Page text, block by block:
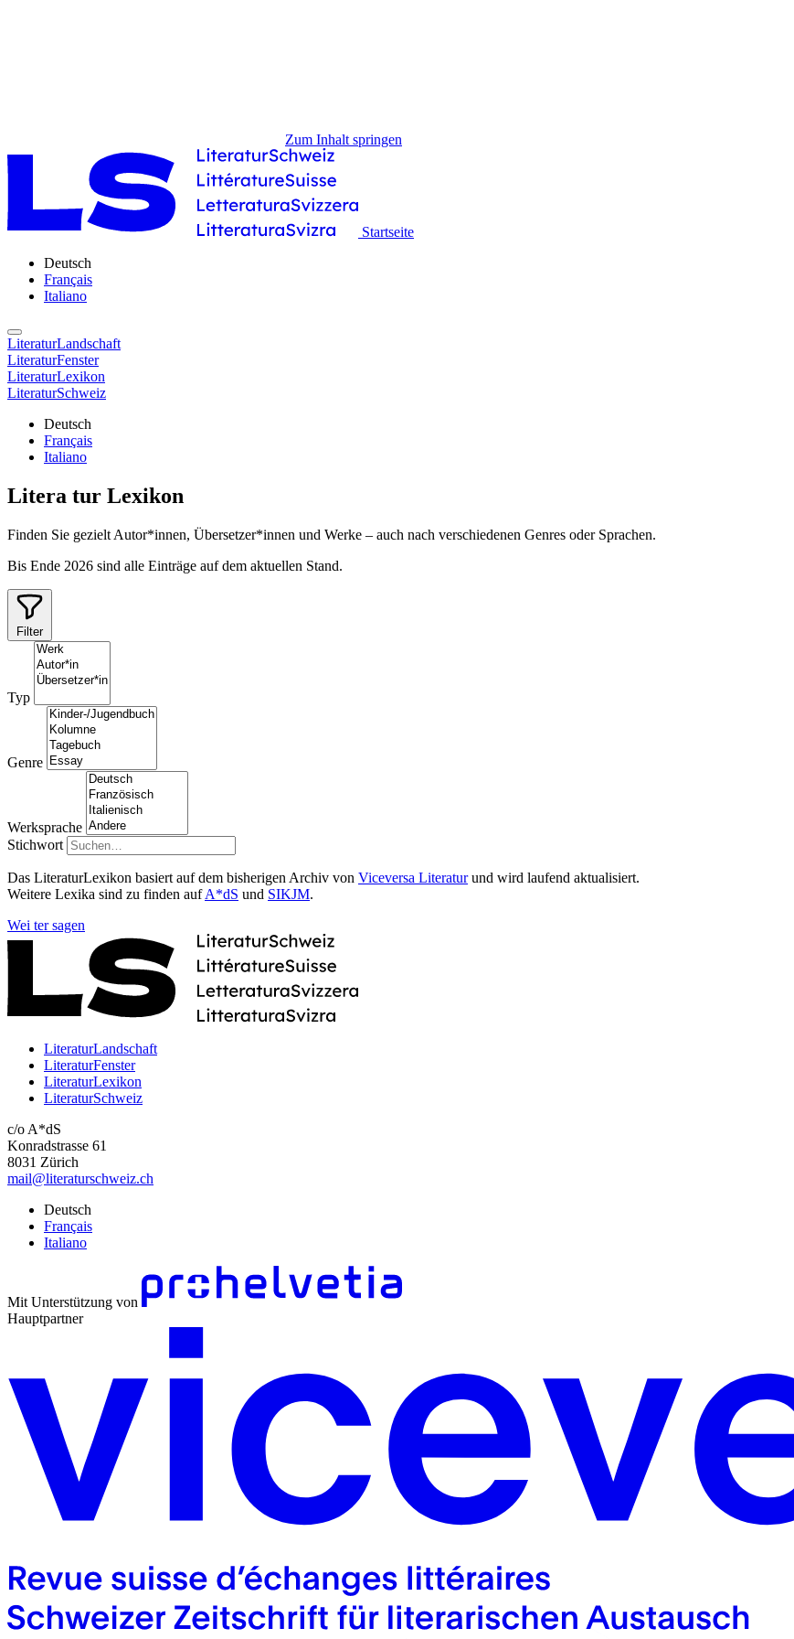
Zum Inhalt springen
Startseite
Deutsch
Français
Italiano
LiteraturLandschaft
LiteraturFenster
LiteraturLexikon
LiteraturSchweiz
Deutsch
Français
Italiano
Litera tur Lexikon
Finden Sie gezielt Autor*innen, Übersetzer*innen und Werke – auch nach verschiedenen Genres oder Sprachen.
Bis Ende 2026 sind alle Einträge auf dem aktuellen Stand.
Filter
Typ
Genre
Werksprache
Stichwort
Das LiteraturLexikon basiert auf dem bisherigen Archiv von Viceversa Literaturund wird laufend aktualisiert.
Weitere Lexika sind zu finden aufA*dS und SIKJM.
Wei ter sagen
LiteraturLandschaft
LiteraturFenster
LiteraturLexikon
LiteraturSchweiz
c/o A*dS
Konradstrasse 61
8031 Zürich
mail@literaturschweiz.ch
Deutsch
Français
Italiano
Mit Unterstützung von
Hauptpartner